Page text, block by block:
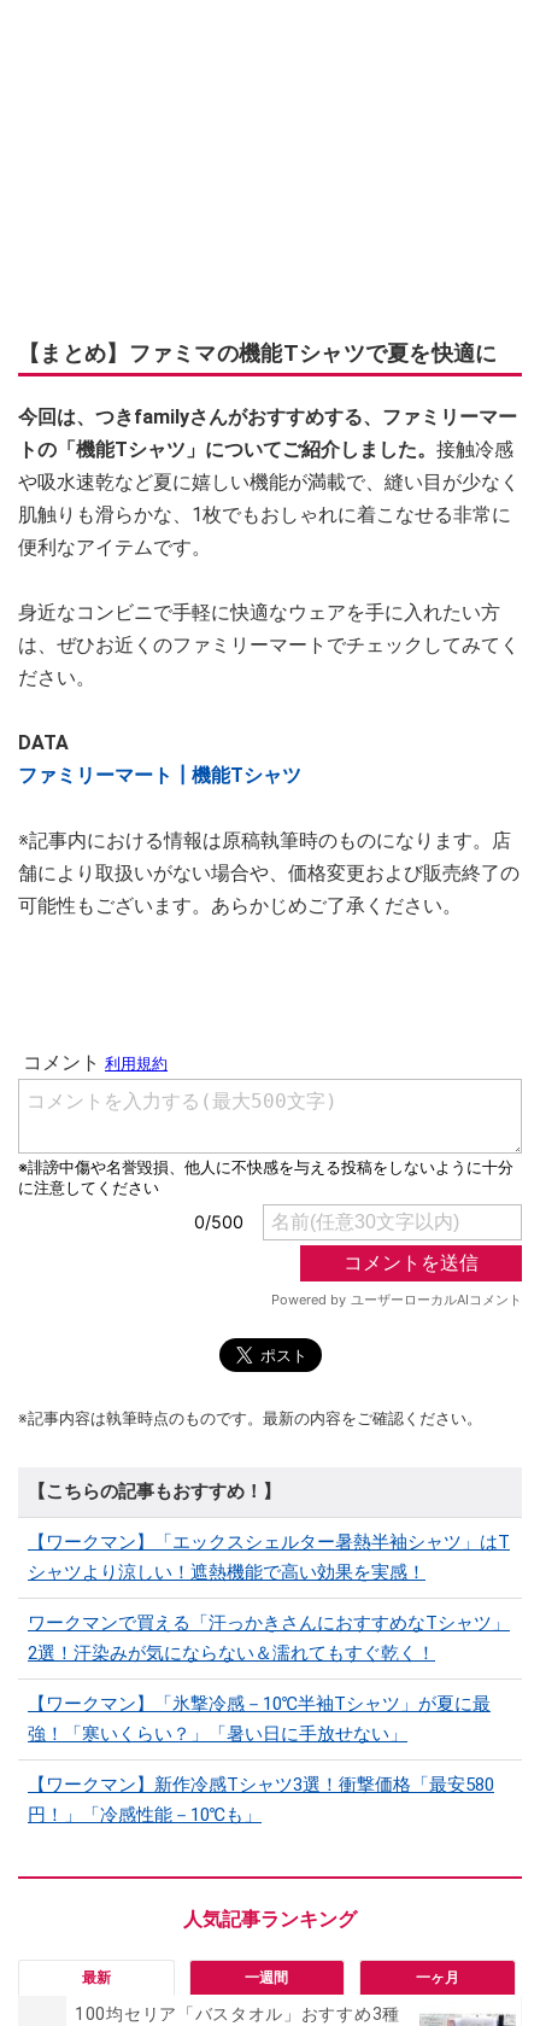
【まとめ】ファミマの機能Tシャツで夏を快適に
今回は、つきfamilyさんがおすすめする、ファミリーマー
トの「機能Tシャツ」についてご紹介しました。 接触冷感
や吸水速乾など夏に嬉しい機能が満載で、縫い目が少なく
肌触りも滑らかな、1枚でもおしゃれに着こなせる非常に
便利なアイテムです。
身近なコンビニで手軽に快適なウェアを手に入れたい方
は、ぜひお近くのファミリーマートでチェックしてみてく
ださい。
DATA
ファミリーマート┃機能Tシャツ
※記事内における情報は原稿執筆時のものになります。店
舗により取扱いがない場合や、価格変更および販売終了の
可能性もございます。あらかじめご了承ください。
※記事内容は執筆時点のものです。最新の内容をご確認ください。
【こちらの記事もおすすめ！】
【ワークマン】「エックスシェルター暑熱半袖シャツ」はT
シャツより涼しい！遮熱機能で高い効果を実感！
ワークマンで買える「汗っかきさんにおすすめなTシャツ」
2選！汗染みが気にならない＆濡れてもすぐ乾く！
【ワークマン】「氷撃冷感－10℃半袖Tシャツ」が夏に最
強！「寒いくらい？」「暑い日に手放せない」
【ワークマン】新作冷感Tシャツ3選！衝撃価格「最安580
円！」「冷感性能－10℃も」
最新 一週間 一ヶ月
100均セリア「バスタオル」おすすめ3種